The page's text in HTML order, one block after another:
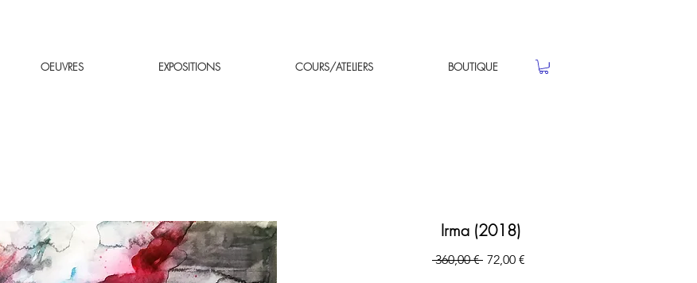
OEUVRES EXPOSITIONS COURS/ATELIERS BOUTIQUE
Irma (2018)
360,00 € Prix
72,00 €